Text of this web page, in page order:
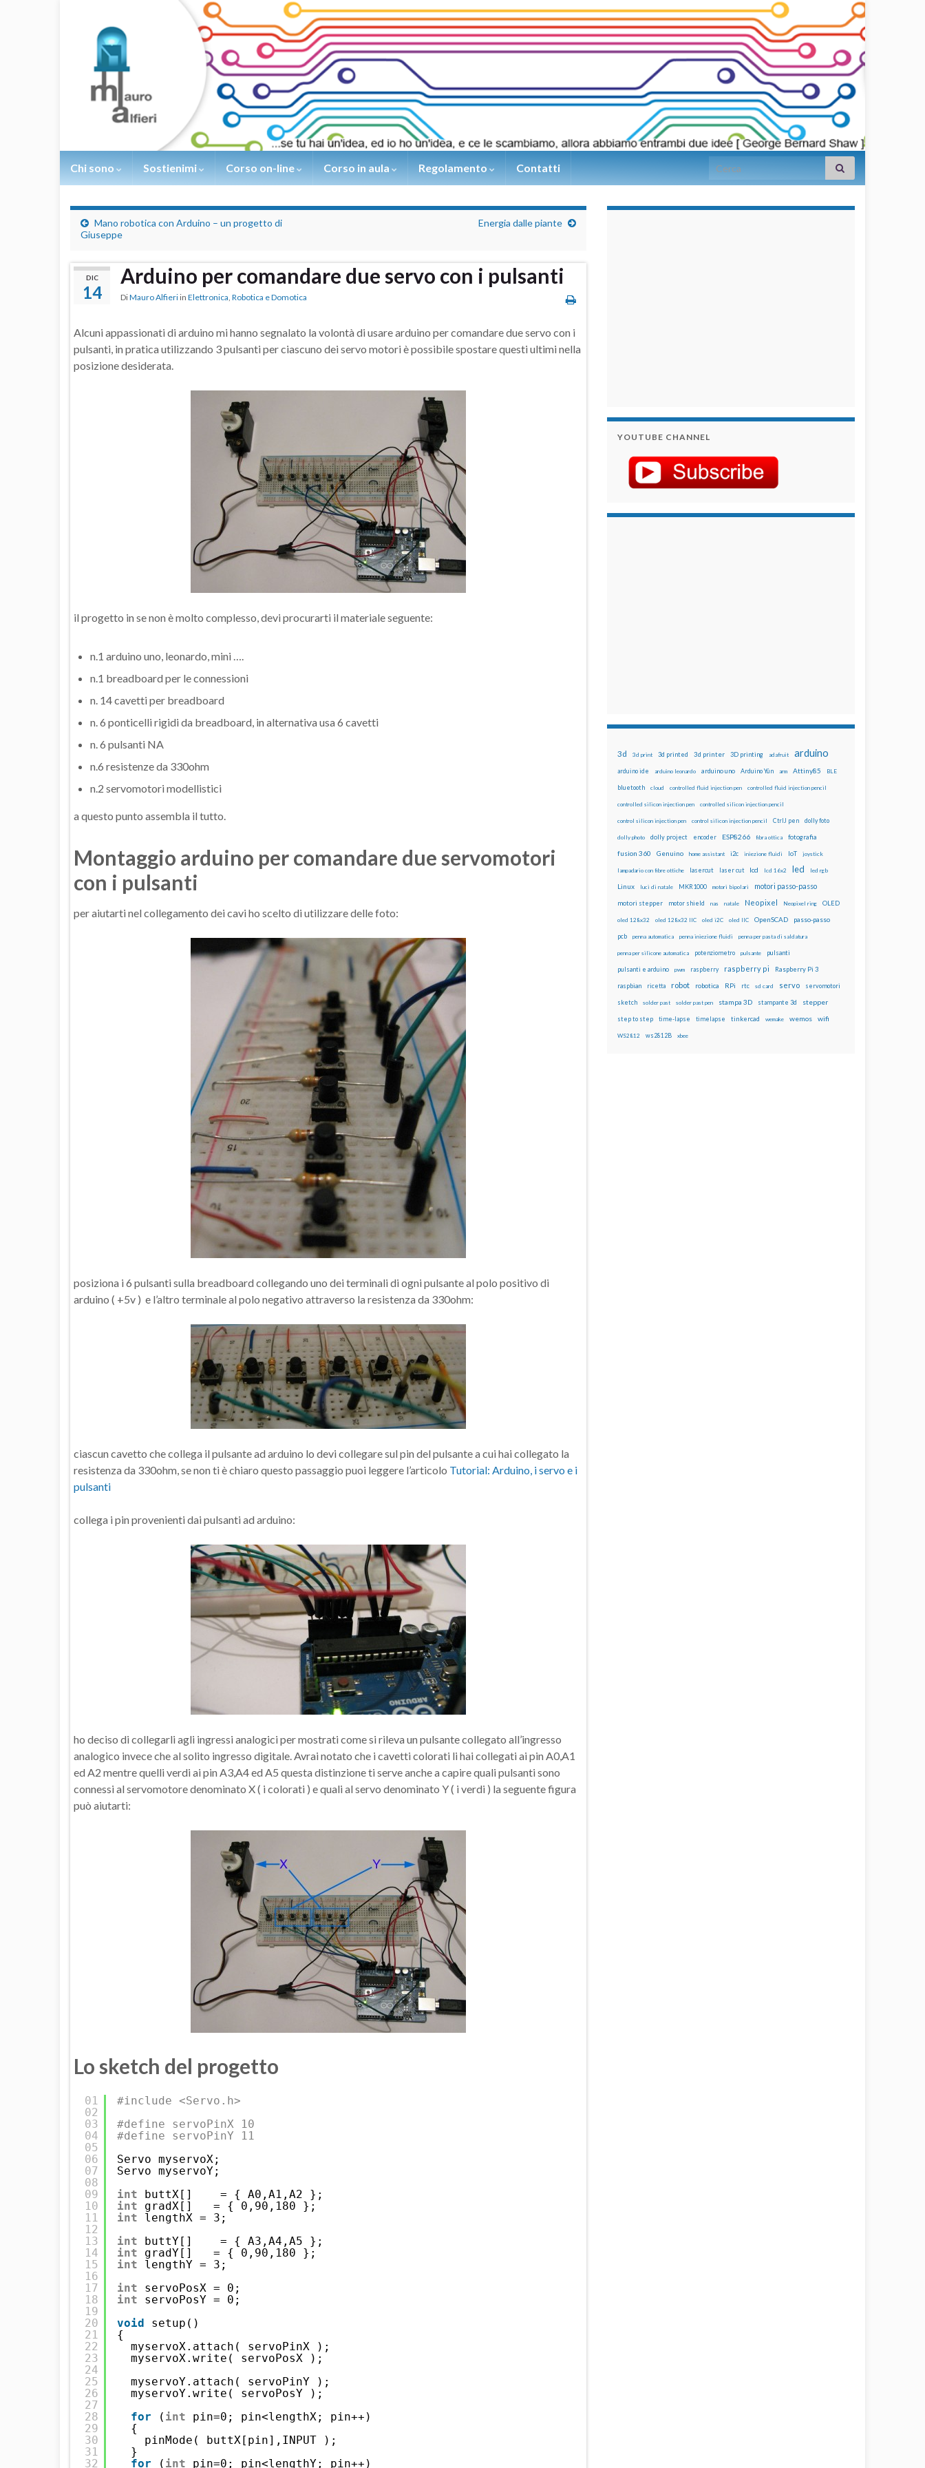
Chi sono Sostienimi Corso on-line Corso in aula Regolamento Contatti Search for:
Mano robotica con Arduino – un progetto di
Giuseppe
Energia dalle piante
DIC
14
Arduino per comandare due servo con i pulsanti
DiMauro Alfieri in Elettronica, Robotica e Domotica
Alcuni appassionati di arduino mi hanno segnalato la volontà di usare arduino per comandare due servo con i
pulsanti, in pratica utilizzando 3 pulsanti per ciascuno dei servo motori è possibile spostare questi ultimi nella
posizione desiderata.
il progetto in se non è molto complesso, devi procurarti il materiale seguente:
n.1 arduino uno, leonardo, mini ….
n.1 breadboard per le connessioni
n. 14 cavetti per breadboard
n. 6 ponticelli rigidi da breadboard, in alternativa usa 6 cavetti
n. 6 pulsanti NA
n.6 resistenze da 330ohm
n.2 servomotori modellistici
a questo punto assembla il tutto.
Montaggio arduino per comandare due servomotori
con i pulsanti
per aiutarti nel collegamento dei cavi ho scelto di utilizzare delle foto:
posiziona i 6 pulsanti sulla breadboard collegando uno dei terminali di ogni pulsante al polo positivo di
arduino ( +5v ) e l’altro terminale al polo negativo attraverso la resistenza da 330ohm:
ciascun cavetto che collega il pulsante ad arduino lo devi collegare sul pin del pulsante a cui hai collegato la
resistenza da 330ohm, se non ti è chiaro questo passaggio puoi leggere l’articolo Tutorial: Arduino, i servo e i
pulsanti
collega i pin provenienti dai pulsanti ad arduino:
ho deciso di collegarli agli ingressi analogici per mostrati come si rileva un pulsante collegato all’ingresso
analogico invece che al solito ingresso digitale. Avrai notato che i cavetti colorati li hai collegati ai pin A0,A1
ed A2 mentre quelli verdi ai pin A3,A4 ed A5 questa distinzione ti serve anche a capire quali pulsanti sono
connessi al servomotore denominato X ( i colorati ) e quali al servo denominato Y ( i verdi ) la seguente figura
può aiutarti:
Lo sketch del progetto
01
02
03
04
05
06
07
08
09
10
11
12
13
14
15
16
17
18
19
20
21
22
23
24
25
26
27
28
29
30
31
32
#include <Servo.h>
#define servoPinX 10
#define servoPinY 11
Servo myservoX;
Servo myservoY;
int
buttX[]    = { A0,A1,A2 };
int
gradX[]   = { 0,90,180 };
int
lengthX = 3;
int
buttY[]    = { A3,A4,A5 };
int
gradY[]   = { 0,90,180 };
int
lengthY = 3;
int
servoPosX = 0;
int
servoPosY = 0;
void
setup()
{
myservoX.attach( servoPinX );
myservoX.write( servoPosX );
myservoY.attach( servoPinY );
myservoY.write( servoPosY );
for
( int
pin=0; pin<lengthX; pin++)
{
pinMode( buttX[pin],INPUT );
}
for
( int pin=0; pin<lengthY; pin++)
YOUTUBE CHANNEL
3d 3d print 3d printed 3d printer 3D printing adafruit arduino
arduino ide arduino leonardo arduino uno Arduino Yún arm Attiny85 BLE
bluetooth cloud controlled fluid injection pen controlled fluid injection pencil
controlled silicon injection pen controlled silicon injection pencil
control silicon injection pen control silicon injection pencil CtrlJ pen dolly foto
dolly photo dolly project encoder ESP8266 fibra ottica fotografia
fusion 360 Genuino home assistant i2c iniezione fluidi IoT joystick
lampadario con fibre ottiche lasercut laser cut lcd lcd 16x2 led led rgb
Linux luci di natale MKR1000 motori bipolari motori passo-passo
motori stepper motor shield nas natale Neopixel Neopixel ring OLED
oled 128x32 oled 128x32 IIC oled i2C oled IIC OpenSCAD passo-passo
pcb penna automatica penna iniezione fluidi penna per pasta di saldatura
penna per silicone automatica potenziometro pulsante pulsanti
pulsanti e arduino pwm raspberry raspberry pi Raspberry Pi 3
raspbian ricetta robot robotica RPi rtc sd card servo servomotori
sketch solder past solder past pen stampa 3D stampante 3d stepper
step to step time-lapse timelapse tinkercad wemake wemos wifi
WS2812 ws2812B xbee